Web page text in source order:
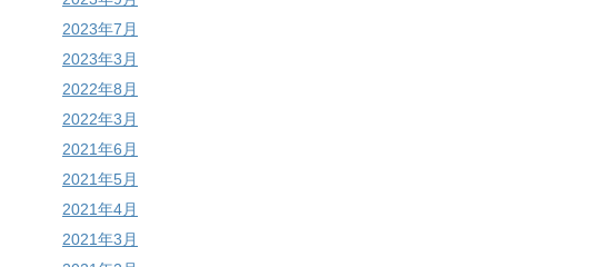
2023年7月
2023年3月
2022年8月
2022年3月
2021年6月
2021年5月
2021年4月
2021年3月